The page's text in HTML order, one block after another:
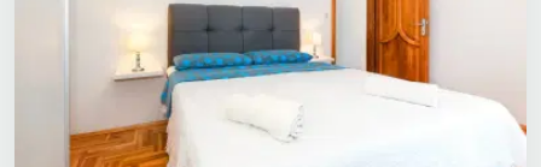
Bosna i Hercegovina
Sve je bilo izvrsno.